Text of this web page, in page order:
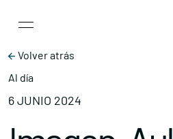
Main
Volver atrás
Al día
6 JUNIO 2024